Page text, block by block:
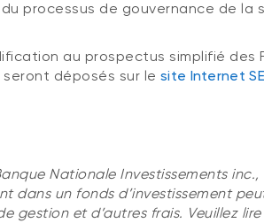
processus de gouvernance de
au prospectus simplifié des
seront déposés sur le site Internet
Nationale Investissements
dans un fonds d’investissement
gestion et d’autres frais. Veuillez